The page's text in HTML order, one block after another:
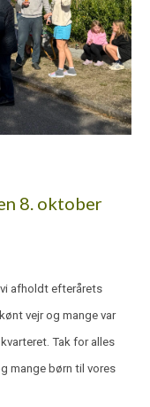
8. oktober
afholdt efterårets
vejr og mange var
Tak for alles
mange børn til vores